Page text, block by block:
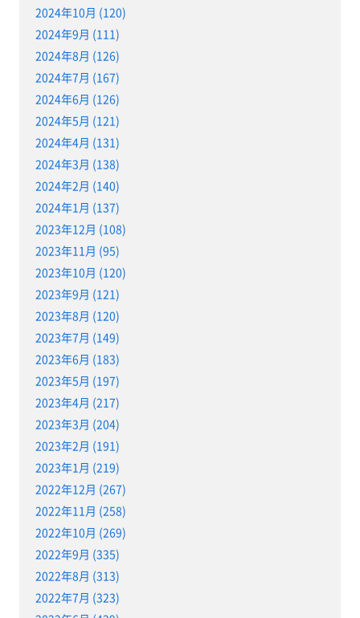
2024年10月 (120)
2024年9月 (111)
2024年8月 (126)
2024年7月 (167)
2024年6月 (126)
2024年5月 (121)
2024年4月 (131)
2024年3月 (138)
2024年2月 (140)
2024年1月 (137)
2023年12月 (108)
2023年11月 (95)
2023年10月 (120)
2023年9月 (121)
2023年8月 (120)
2023年7月 (149)
2023年6月 (183)
2023年5月 (197)
2023年4月 (217)
2023年3月 (204)
2023年2月 (191)
2023年1月 (219)
2022年12月 (267)
2022年11月 (258)
2022年10月 (269)
2022年9月 (335)
2022年8月 (313)
2022年7月 (323)